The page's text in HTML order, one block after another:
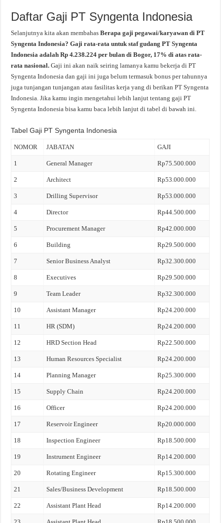
Daftar Gaji PT Syngenta Indonesia
Selanjutnya kita akan membahasBerapa gaji pegawai/karyawan di PT
Syngenta Indonesia? Gaji rata-rata untuk staf gudang PT Syngenta
Indonesia adalah Rp 4.238.224 per bulan di Bogor, 17% di atas rata-
rata nasional.Gaji ini akan naik seiring lamanya kamu bekerja di PT
Syngenta Indonesia dan gaji ini juga belum termasuk bonus per tahunnya
juga tunjangan tunjangan atau fasilitas kerja yang di berikan PT Syngenta
Indonesia. Jika kamu ingin mengetahui lebih lanjut tentang gaji PT
Syngenta Indonesia bisa kamu baca lebih lanjut di tabel di bawah ini.
Tabel Gaji PT Syngenta Indonesia
NOMOR JABATAN GAJI
1 General Manager Rp75.500.000
2 Architect Rp53.000.000
3 Drilling Supervisor Rp53.000.000
4 Director Rp44.500.000
5 Procurement Manager Rp42.000.000
6 Building Rp29.500.000
7 Senior Business Analyst Rp32.300.000
8 Executives Rp29.500.000
9 Team Leader Rp32.300.000
10 Assistant Manager Rp24.200.000
11 HR (SDM) Rp24.200.000
12 HRD Section Head Rp22.500.000
13 Human Resources Specialist Rp24.200.000
14 Planning Manager Rp25.300.000
15 Supply Chain Rp24.200.000
16 Officer Rp24.200.000
17 Reservoir Engineer Rp20.000.000
18 Inspection Engineer Rp18.500.000
19 Instrument Engineer Rp14.200.000
20 Rotating Engineer Rp15.300.000
21 Sales/Business Development Rp18.500.000
22 Assistant Plant Head Rp14.200.000